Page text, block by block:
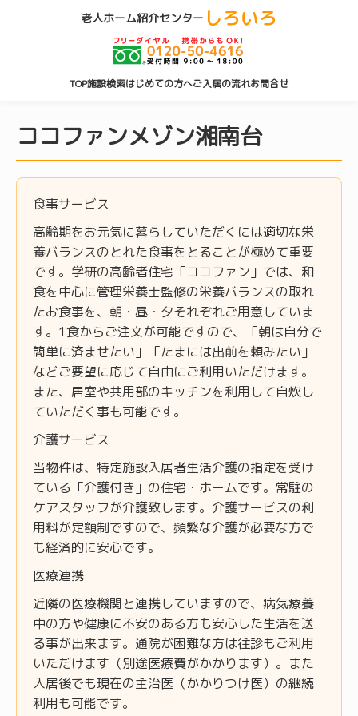
老人ホーム紹介センター しろいろ
TOP施設検索はじめての方へご入居の流れお問合せ
ココファンメゾン湘南台
食事サービス
高齢期をお元気に暮らしていただくには適切な栄
養バランスのとれた食事をとることが極めて重要
です。学研の高齢者住宅「ココファン」では、和
食を中心に管理栄養士監修の栄養バランスの取れ
たお食事を、朝・昼・夕それぞれご用意していま
す。1食からご注文が可能ですので、「朝は自分で
簡単に済ませたい」「たまには出前を頼みたい」
などご要望に応じて自由にご利用いただけます。
また、居室や共用部のキッチンを利用して自炊し
ていただく事も可能です。
介護サービス
当物件は、特定施設入居者生活介護の指定を受け
ている「介護付き」の住宅・ホームです。常駐の
ケアスタッフが介護致します。介護サービスの利
用料が定額制ですので、頻繁な介護が必要な方で
も経済的に安心です。
医療連携
近隣の医療機関と連携していますので、病気療養
中の方や健康に不安のある方も安心した生活を送
る事が出来ます。通院が困難な方は往診もご利用
いただけます（別途医療費がかかります）。また
入居後でも現在の主治医（かかりつけ医）の継続
利用も可能です。